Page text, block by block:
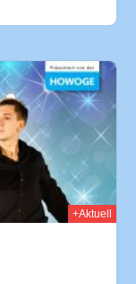
+Aktuell